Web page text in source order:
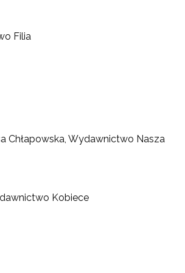
Filia
Chłapowska, Wydawnictwo Nasza
Kobiece